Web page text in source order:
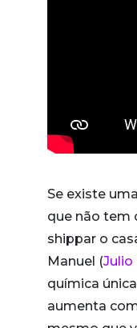
Se existe
que não tem
shippar o
Manuel (Julio
química
aumenta